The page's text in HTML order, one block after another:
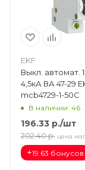
EKF
Выкл. автомат.
4,5кА ВА 47-29
mcb4729-1-50C
В наличии: 46
196.33 р./шт
202.40 р. цена
+19.63 бонусов